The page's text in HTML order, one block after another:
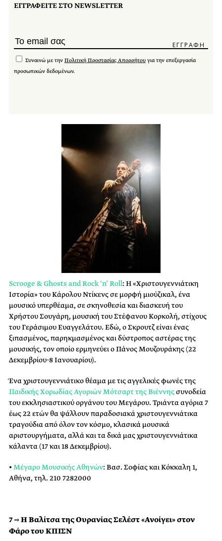
ΕΓΓΡΑΦΕΙΤΕ ΣΤΟ NEWSLETTER
Συναινώ με την Πολιτική Προστασίας Απορρήτου για την επεξεργασία
προσωπικών δεδομένων.
Scrooge & Ghosts and Rock ‘n’ Roll: Η «Χριστουγεννιάτικη
Ιστορία» του Κάρολου Ντίκενς σε μορφή μιούζικαλ, ένα
μουσικό υπερθέαμα, σε σκηνοθεσία και διασκευή του
Χρήστου Σουγάρη, μουσική του Στέφανου Κορκολή, στίχους
του Γεράσιμου Ευαγγελάτου. Εδώ, ο Σκρουτζ είναι ένας
ξιπασμένος, παρηκμασμένος και δύστροπος αστέρας της
μουσικής, τον οποίο ερμηνεύει ο Πάνος Μουζουράκης (22
Δεκεμβρίου-8 Ιανουαρίου).
Ένα χριστουγεννιάτικο θέαμα με τις αγγελικές φωνές της
Παιδικής Χορωδίας Αγοριών Μότσαρτ της Βιέννηςσυνοδεία
του εκκλησιαστικού οργάνου του Μεγάρου. Τριάντα αγόρια 7
έως 22 ετών θα ψάλλουν παραδοσιακά χριστουγεννιάτικα
τραγούδια από όλον τον κόσμο, κλασικά μουσικά
αριστουργήματα, αλλά και τα δικά μας χριστουγεννιάτικα
κάλαντα (17 και 18 Δεκεμβρίου).
•Μέγαρο Μουσικής Αθηνών: Βασ. Σοφίας και Κόκκαλη 1,
Αθήνα, τηλ. 210 7282000
7 → Η Βαλίτσα της Ουρανίας Σελέστ «Ανοίγει» στον
Φάρο του ΚΠΙΣΝ